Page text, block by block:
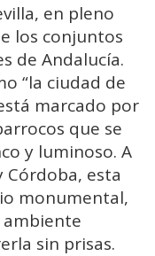
, en pleno
los conjuntos
de Andalucía.
“la ciudad de
marcado por
que se
y luminoso. A
Córdoba, esta
monumental,
sin prisas.